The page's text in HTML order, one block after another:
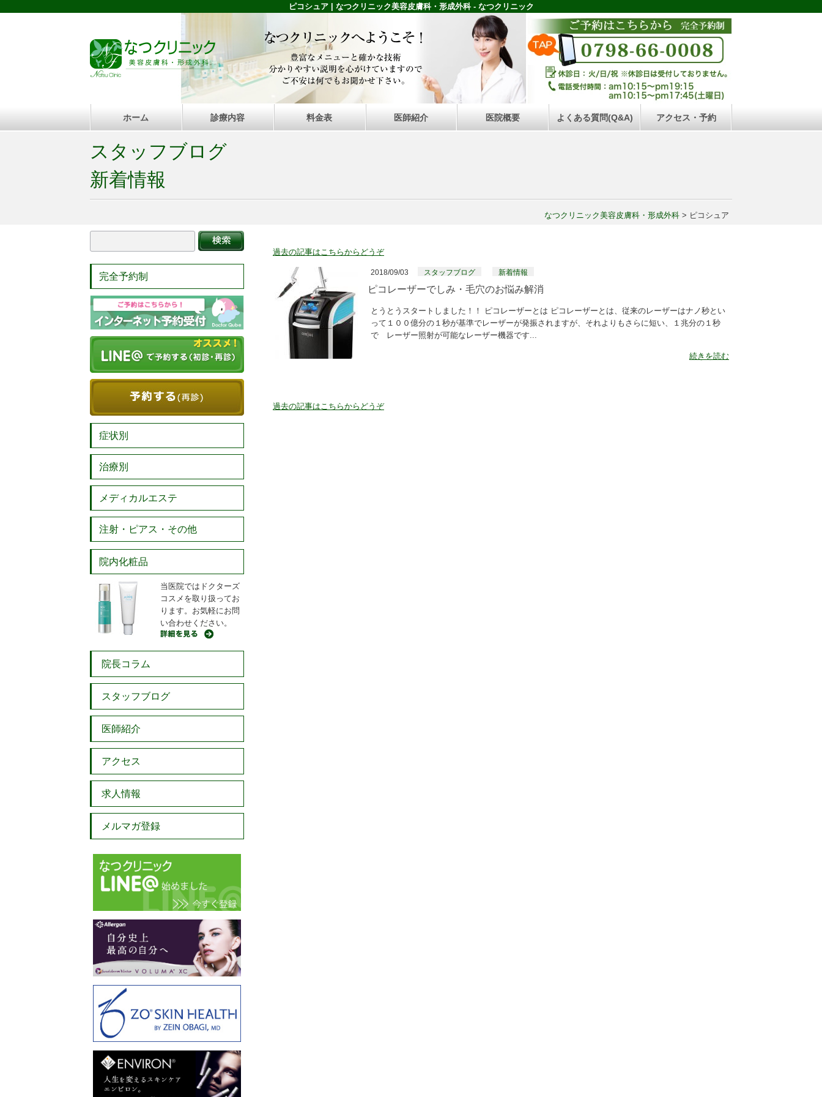
ピコシュア | なつクリニック美容皮膚科・形成外科 - なつクリニック
ホーム 診療内容 料金表 医師紹介 医院概要 よくある質問(Q&A) アクセス・予約
スタッフブログ
新着情報
なつクリニック美容皮膚科・形成外科 > ピコシュア
過去の記事はこちらからどうぞ
2018/09/03 スタッフブログ 新着情報
ピコレーザーでしみ・毛穴のお悩み解消
とうとうスタートしました！！ ピコレーザーとは ピコレーザーとは、従来のレーザーはナノ秒とい
って１００億分の１秒が基準でレーザーが発振されますが、それよりもさらに短い、１兆分の１秒
で レーザー照射が可能なレーザー機器です...
続きを読む
過去の記事はこちらからどうぞ
完全予約制
症状別
治療別
メディカルエステ
注射・ピアス・その他
院内化粧品
当医院ではドクターズ
コスメを取り扱ってお
ります。お気軽にお問
い合わせください。
院長コラム
スタッフブログ
医師紹介
アクセス
求人情報
メルマガ登録